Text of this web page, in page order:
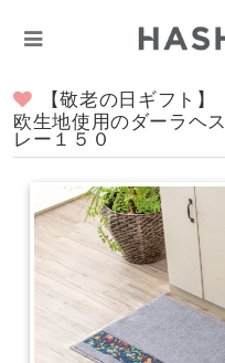
【敬老の日ギフト
欧生地使用のダーラヘ
レー１５０